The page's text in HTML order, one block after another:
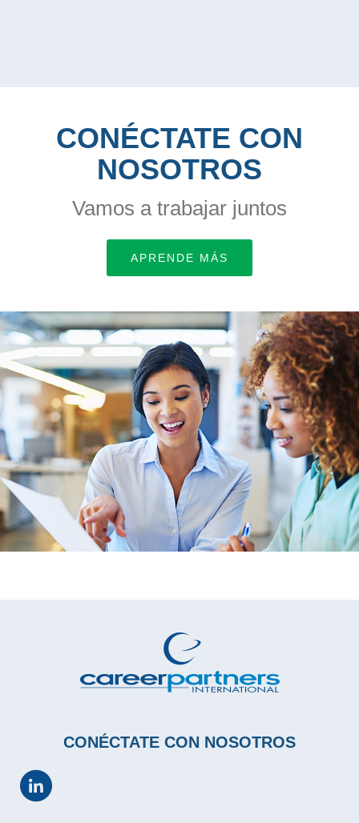
CONÉCTATE CON
NOSOTROS
Vamos a trabajar juntos
APRENDE MÁS
CONÉCTATE CON NOSOTROS